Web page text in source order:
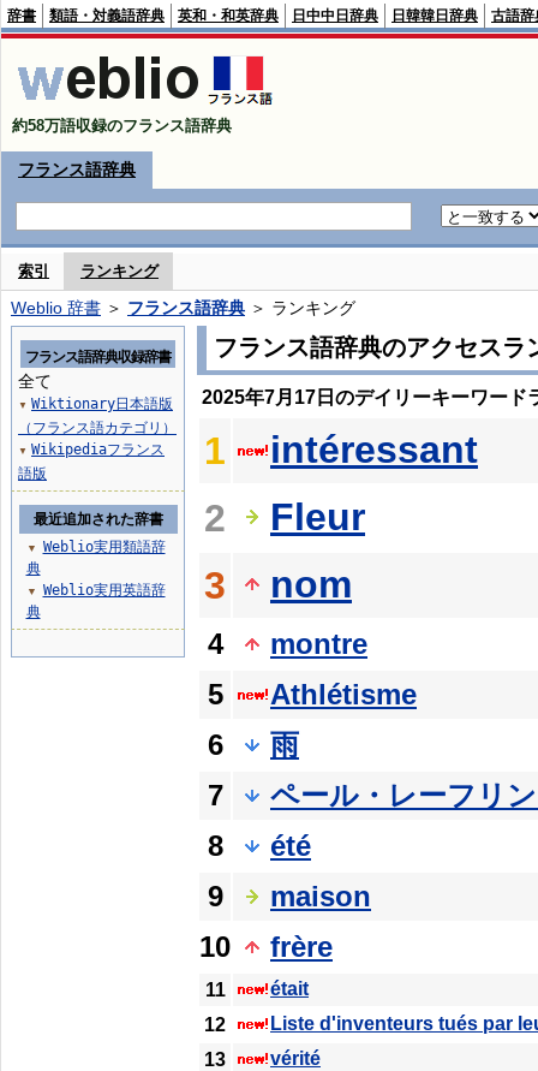
辞書 類語・対義語辞典 英和・和英辞典 日中中日辞典 日韓韓日辞典 古語辞
約58万語収録のフランス語辞典
フランス語辞典
索引 ランキング
Weblio 辞書 ＞ フランス語辞典 ＞ ランキング
フランス語辞典のアクセスラ
2025年7月17日のデイリーキーワード
1
intéressant
2
Fleur
3
nom
4
montre
5
Athlétisme
6
雨
7
ペール・レーフリ
8
été
9
maison
10
frère
11
était
12
Liste d'inventeurs tués par
13
vérité
フランス語辞典収録辞書
全て
▼ Wiktionary日本語版
（フランス語カテゴリ）
▼ Wikipediaフランス
語版
最近追加された辞書
▼
Weblio実用類語辞
典
▼
Weblio実用英語辞
典